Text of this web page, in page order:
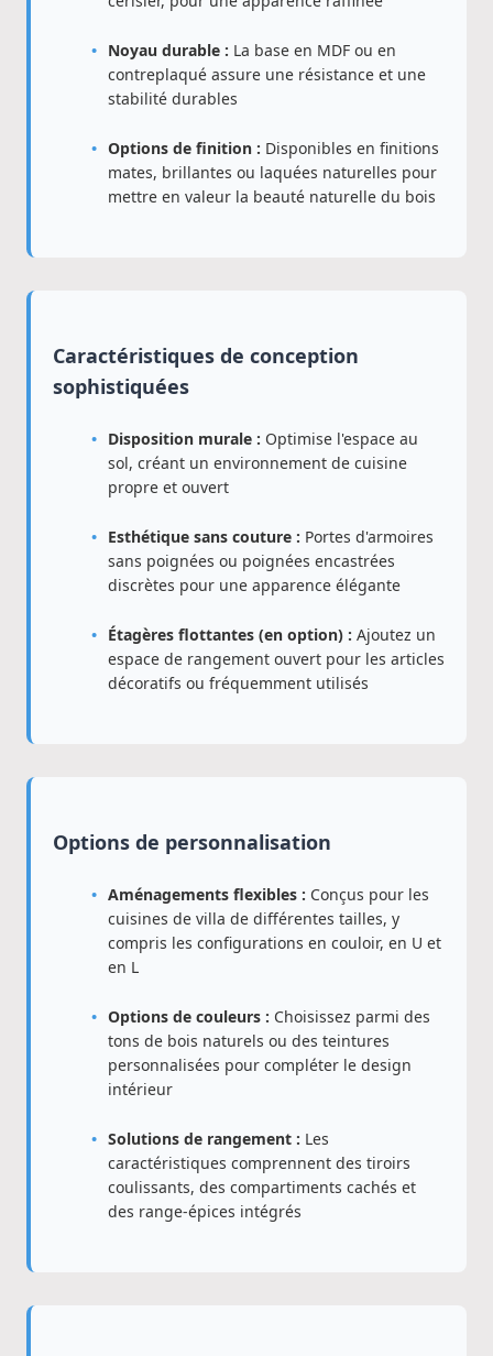
Noyau durable : La base en MDF ou en
contreplaqué assure une résistance et une
stabilité durables
Options de finition : Disponibles en finitions
mates, brillantes ou laquées naturelles pour
mettre en valeur la beauté naturelle du bois
Caractéristiques de conception
sophistiquées
Disposition murale : Optimise l'espace au
sol, créant un environnement de cuisine
propre et ouvert
Esthétique sans couture : Portes d'armoires
sans poignées ou poignées encastrées
discrètes pour une apparence élégante
Étagères flottantes (en option) : Ajoutez un
espace de rangement ouvert pour les articles
décoratifs ou fréquemment utilisés
Options de personnalisation
Aménagements flexibles : Conçus pour les
cuisines de villa de différentes tailles, y
compris les configurations en couloir, en U et
en L
Options de couleurs : Choisissez parmi des
tons de bois naturels ou des teintures
personnalisées pour compléter le design
intérieur
Solutions de rangement : Les
caractéristiques comprennent des tiroirs
coulissants, des compartiments cachés et
des range-épices intégrés